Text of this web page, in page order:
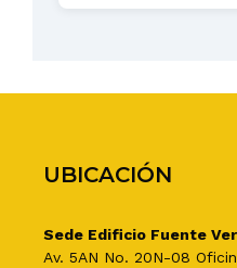
UBICACIÓN
Sede Edificio Fuente
Av. 5AN No. 20N-08